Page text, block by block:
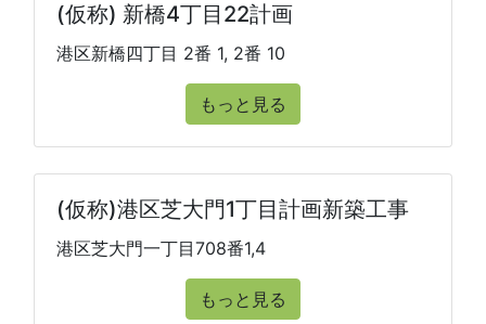
(仮称) 新橋4丁目22計画
港区新橋四丁目 2番 1, 2番 10
もっと見る
(仮称)港区芝大門1丁目計画新築工事
港区芝大門一丁目708番1,4
もっと見る